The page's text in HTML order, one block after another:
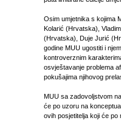
Osim umjetnika s kojima
Kolarić (Hrvatska),
(Hrvatska), Duje Jurić
godine MUU ugostiti i
kontroverznim
osvještavanje problema
pokušajima njihovog
MUU sa zadovoljstvom
će po uzoru na
ovih posjetitelja koji će po